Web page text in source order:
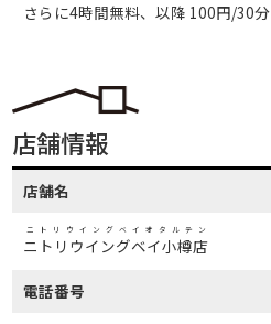
さらに4時間無料、以降 100円/30分
店舗情報
店舗名
ニトリウイングベイ小樽店
ニトリウイングベイオタルテン
電話番号